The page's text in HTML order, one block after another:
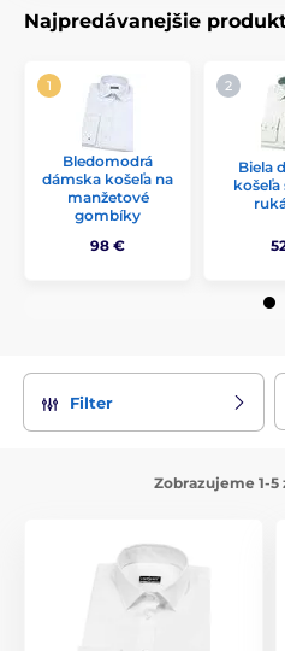
Najpredávanejšie
Bledomodrá
dámska košeľa na
manžetové
gombíky
98 €
Biela
košeľa
Filter
Zobrazujeme 1-